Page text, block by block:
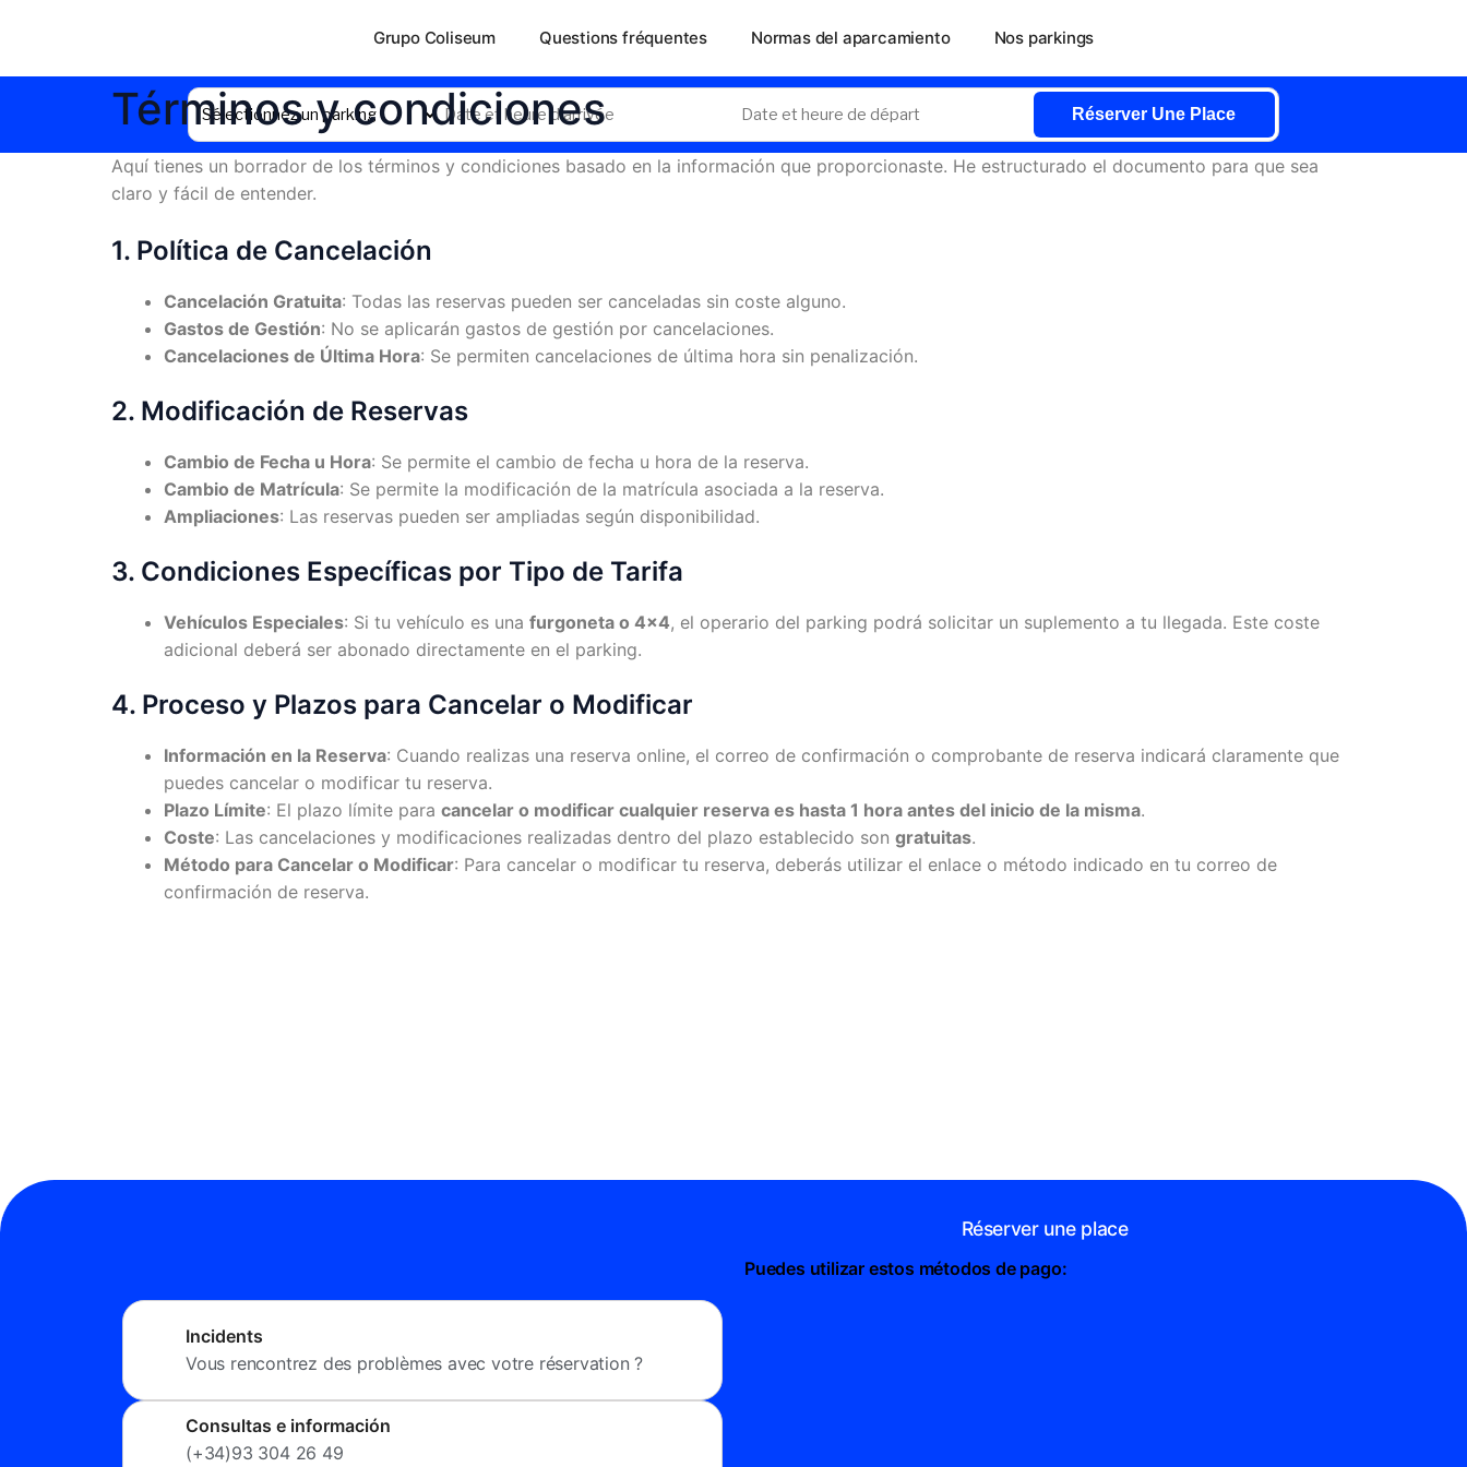
contenu
Grupo Coliseum Questions fréquentes Normas del aparcamiento Nos parkings
Réserver Une Place
Términos y condiciones
Aquí tienes un borrador de los términos y condiciones basado en la información que proporcionaste. He estructurado el documento para que sea
claro y fácil de entender.
1. Política de Cancelación
Cancelación Gratuita: Todas las reservas pueden ser canceladas sin coste alguno.
Gastos de Gestión: No se aplicarán gastos de gestión por cancelaciones.
Cancelaciones de Última Hora: Se permiten cancelaciones de última hora sin penalización.
2. Modificación de Reservas
Cambio de Fecha u Hora: Se permite el cambio de fecha u hora de la reserva.
Cambio de Matrícula: Se permite la modificación de la matrícula asociada a la reserva.
Ampliaciones: Las reservas pueden ser ampliadas según disponibilidad.
3. Condiciones Específicas por Tipo de Tarifa
Vehículos Especiales: Si tu vehículo es una furgoneta o 4×4, el operario del parking podrá solicitar un suplemento a tu llegada. Este coste
adicional deberá ser abonado directamente en el parking.
4. Proceso y Plazos para Cancelar o Modificar
Información en la Reserva: Cuando realizas una reserva online, el correo de confirmación o comprobante de reserva indicará claramente que
puedes cancelar o modificar tu reserva.
Plazo Límite: El plazo límite para cancelar o modificar cualquier reserva es hasta 1 hora antes del inicio de la misma.
Coste: Las cancelaciones y modificaciones realizadas dentro del plazo establecido son gratuitas.
Método para Cancelar o Modificar: Para cancelar o modificar tu reserva, deberás utilizar el enlace o método indicado en tu correo de
confirmación de reserva.
Incidents
Vous rencontrez des problèmes avec votre réservation ?
Consultas e información
(+34)93 304 26 49
Réserver une place
Puedes utilizar estos métodos de pago: